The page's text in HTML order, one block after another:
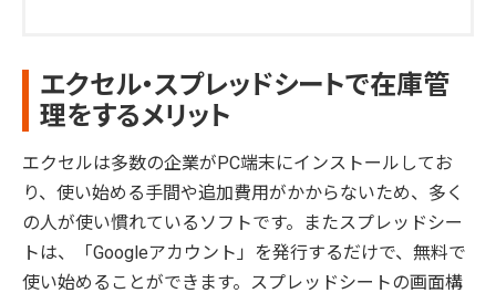
エクセル・スプレッドシートで在庫管
理をするメリット
エクセルは多数の企業がPC端末にインストールしてお
り、使い始める手間や追加費用がかからないため、多く
の人が使い慣れているソフトです。またスプレッドシー
トは、「Googleアカウント」を発行するだけで、無料で
使い始めることができます。スプレッドシートの画面構